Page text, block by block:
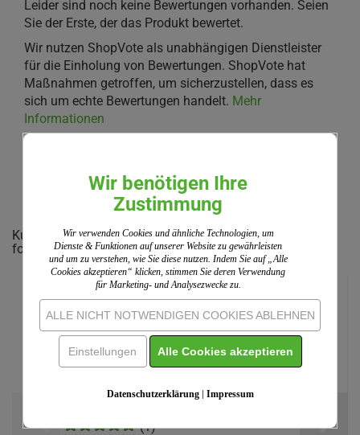
Leider sind noch keine Bewertungen vorhanden. Seien
Sie der Erste, der das Produkt bewertet.
Wir nutzen ShopVote als unabhängigen Dienstleister
für die Einholung von Bewertungen. ShopVote hat
Maßnahmen getroffen, um sicherzustellen, dass es
sich um echte Bewertungen handelt. Mehr
Informationen
IHRE MEINUNG
Kunden, welche diesen Artikel bestellten, haben auch
folgende Artikel gekauft:
(1)
Wir benötigen Ihre
Zustimmung
Wir verwenden Cookies und ähnliche Technologien, um
Dienste & Funktionen auf unserer Website zu gewährleisten
und um zu verstehen, wie Sie diese nutzen. Indem Sie auf „Alle
Cookies akzeptieren“ klicken, stimmen Sie deren Verwendung
für Marketing- und Analysezwecke zu.
ALLE NICHT NOTWENDIGEN COOKIES ABLEHNEN
Einstellungen Alle Cookies akzeptieren
Datenschutzerklärung| Impressum